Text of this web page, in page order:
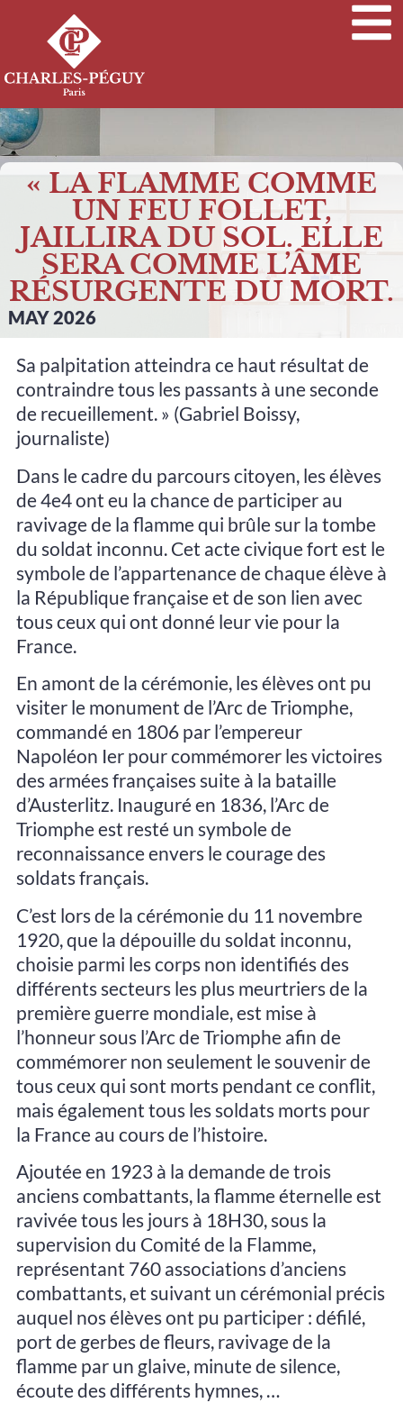
« LA FLAMME COMME
UN FEU FOLLET,
JAILLIRA DU SOL. ELLE
SERA COMME L’ÂME
RÉSURGENTE DU MORT.
MAY 2026
Sa palpitation atteindra ce haut résultat de
contraindre tous les passants à une seconde
de recueillement. » (Gabriel Boissy,
journaliste)
Dans le cadre du parcours citoyen, les élèves
de 4e4 ont eu la chance de participer au
ravivage de la flamme qui brûle sur la tombe
du soldat inconnu. Cet acte civique fort est le
symbole de l’appartenance de chaque élève à
la République française et de son lien avec
tous ceux qui ont donné leur vie pour la
France.
En amont de la cérémonie, les élèves ont pu
visiter le monument de l’Arc de Triomphe,
commandé en 1806 par l’empereur
Napoléon Ier pour commémorer les victoires
des armées françaises suite à la bataille
d’Austerlitz. Inauguré en 1836, l’Arc de
Triomphe est resté un symbole de
reconnaissance envers le courage des
soldats français.
C’est lors de la cérémonie du 11 novembre
1920, que la dépouille du soldat inconnu,
choisie parmi les corps non identifiés des
différents secteurs les plus meurtriers de la
première guerre mondiale, est mise à
l’honneur sous l’Arc de Triomphe afin de
commémorer non seulement le souvenir de
tous ceux qui sont morts pendant ce conflit,
mais également tous les soldats morts pour
la France au cours de l’histoire.
Ajoutée en 1923 à la demande de trois
anciens combattants, la flamme éternelle est
ravivée tous les jours à 18H30, sous la
supervision du Comité de la Flamme,
représentant 760 associations d’anciens
combattants, et suivant un cérémonial précis
auquel nos élèves ont pu participer : défilé,
port de gerbes de fleurs, ravivage de la
flamme par un glaive, minute de silence,
écoute des différents hymnes, …